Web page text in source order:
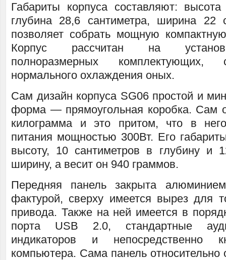
Габариты корпуса составляют:
глубина 28,6 сантиметра, ширина 22
позволяет собрать мощную
Корпус рассчитан на
полноразмерных комплектующих,
нормального охлаждения оных.
Сам дизайн корпуса SG06 простой и
форма — прямоугольная коробка. Сам
килограмма и это притом, что в
питания мощностью 300Вт. Его
высоту, 10 сантиметров в глубину и
ширину, а весит он 940 граммов.
Передняя панель закрыта
фактурой, сверху имеется вырез для
привода. Также на ней имеется в
порта USB 2.0, стандартные
индикаторов и непосредственно
компьютера. Сама панель относительно